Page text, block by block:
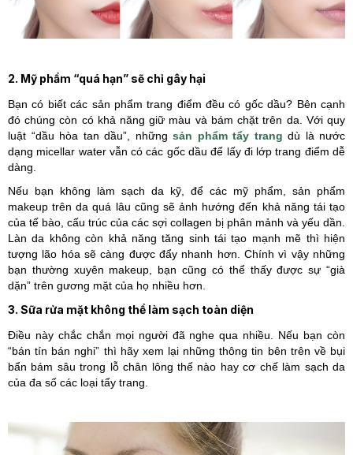
2. Mỹ phẩm “quá hạn” sẽ chỉ gây hại
Bạn có biết các sản phẩm trang điểm đều có gốc dầu? Bên cạnh
đó chúng còn có khả năng giữ màu và bám chặt trên da. Với quy
luật “dầu hòa tan dầu”, những sản phẩm tẩy trang dù là nước
dạng micellar water vẫn có các gốc dầu để lấy đi lớp trang điểm dễ
dàng.
Nếu bạn không làm sạch da kỹ, để các mỹ phẩm, sản phẩm
makeup trên da quá lâu cũng sẽ ảnh hướng đến khả năng tái tạo
của tế bào, cấu trúc của các sợi collagen bị phân mảnh và yếu dần.
Làn da không còn khả năng tăng sinh tái tạo mạnh mẽ thì hiện
tượng lão hóa sẽ càng được đẩy nhanh hơn. Chính vì vậy những
bạn thường xuyên makeup, bạn cũng có thể thấy được sự “già
dặn” trên gương mặt của họ nhiều hơn.
3. Sữa rửa mặt không thể làm sạch toàn diện
Điều này chắc chắn mọi người đã nghe qua nhiều. Nếu bạn còn
“bán tín bán nghi” thì hãy xem lại những thông tin bên trên về bụi
bẩn bám sâu trong lỗ chân lông thế nào hay cơ chế làm sạch da
của đa số các loại tẩy trang.